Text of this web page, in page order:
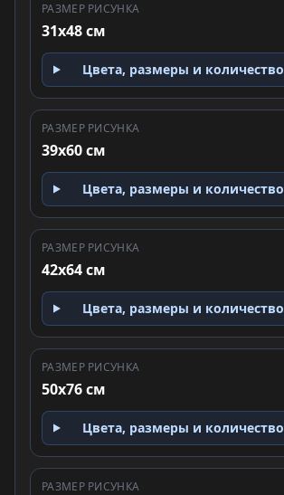
РАЗМЕР РИСУНКА
31x48 см
Цвета, размеры и количество
РАЗМЕР РИСУНКА
39x60 см
Цвета, размеры и количество
РАЗМЕР РИСУНКА
42x64 см
Цвета, размеры и количество
РАЗМЕР РИСУНКА
50x76 см
Цвета, размеры и количество
РАЗМЕР РИСУНКА